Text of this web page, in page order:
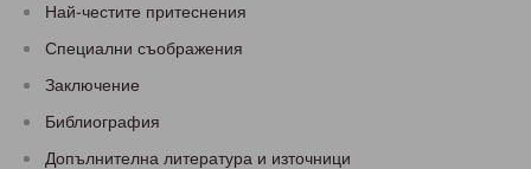
Най-честите притеснения
Специални съображения
Заключение
Библиография
Допълнителна литература и източници